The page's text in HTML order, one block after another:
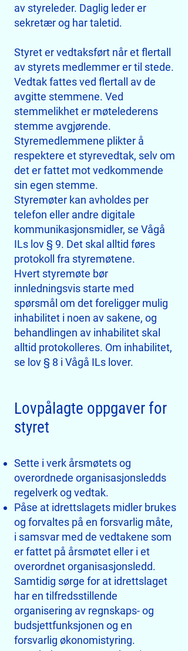
av styreleder. Daglig leder er
sekretær og har taletid.
Styret er vedtaksført når et flertall
av styrets medlemmer er til stede.
Vedtak fattes ved flertall av de
avgitte stemmene. Ved
stemmelikhet er møtelederens
stemme avgjørende.
Styremedlemmene plikter å
respektere et styrevedtak, selv om
det er fattet mot vedkommende
sin egen stemme.
Styremøter kan avholdes per
telefon eller andre digitale
kommunikasjonsmidler, se Vågå
ILs lov § 9. Det skal alltid føres
protokoll fra styremøtene.
Hvert styremøte bør
innledningsvis starte med
spørsmål om det foreligger mulig
inhabilitet i noen av sakene, og
behandlingen av inhabilitet skal
alltid protokolleres. Om inhabilitet,
se lov § 8 i Vågå ILs lover.
Lovpålagte oppgaver for
styret
Sette i verk årsmøtets og
overordnede organisasjonsledds
regelverk og vedtak.
Påse at idrettslagets midler brukes
og forvaltes på en forsvarlig måte,
i samsvar med de vedtakene som
er fattet på årsmøtet eller i et
overordnet organisasjonsledd.
Samtidig sørge for at idrettslaget
har en tilfredsstillende
organisering av regnskaps- og
budsjettfunksjonen og en
forsvarlig økonomistyring.